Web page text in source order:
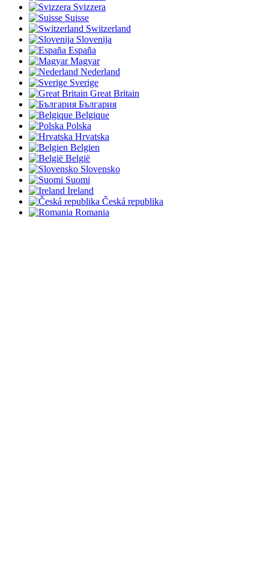
Svizzera
Suisse
Switzerland
Slovenija
España
Magyar
Nederland
Sverige
Great Britain
България
Belgique
Polska
Hrvatska
Belgien
België
Slovensko
Suomi
Ireland
Česká republika
Romania